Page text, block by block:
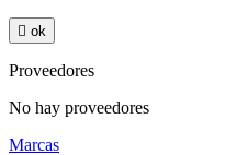
 ok
Proveedores
No hay proveedores
Marcas